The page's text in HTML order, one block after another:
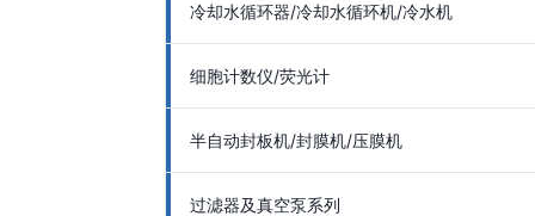
冷却水循环器/冷却水循环机/冷水机
细胞计数仪/荧光计
半自动封板机/封膜机/压膜机
过滤器及真空泵系列